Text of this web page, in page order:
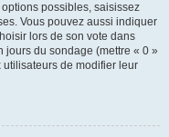
possibles, saisissez
Vous pouvez aussi indiquer
lors de son vote dans
jours du sondage (mettre « 0 »
de modifier leur